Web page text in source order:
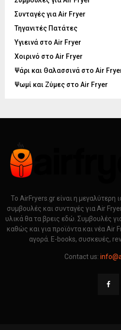
Συνταγές για Air Fryer
Τηγανιτές Πατάτες
Υγιεινά στο Air Fryer
Χοιρινό στο Air Fryer
Ψάρι και Θαλασσινά στο Air
Ψωμί και Ζύμες στο Air Fryer
Το AirFryers.gr είναι η μεγαλύτερη
συμβουλές και συνταγές για Air
υλικά θα τα βρεις εδώ. Συμβουλές
καθώς και για προϊόντα και νέα
αγορά. E-books, συσκευές,
Contact us: